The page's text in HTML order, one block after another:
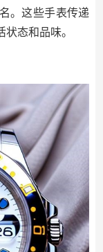
。这些手表传递
态和品味。